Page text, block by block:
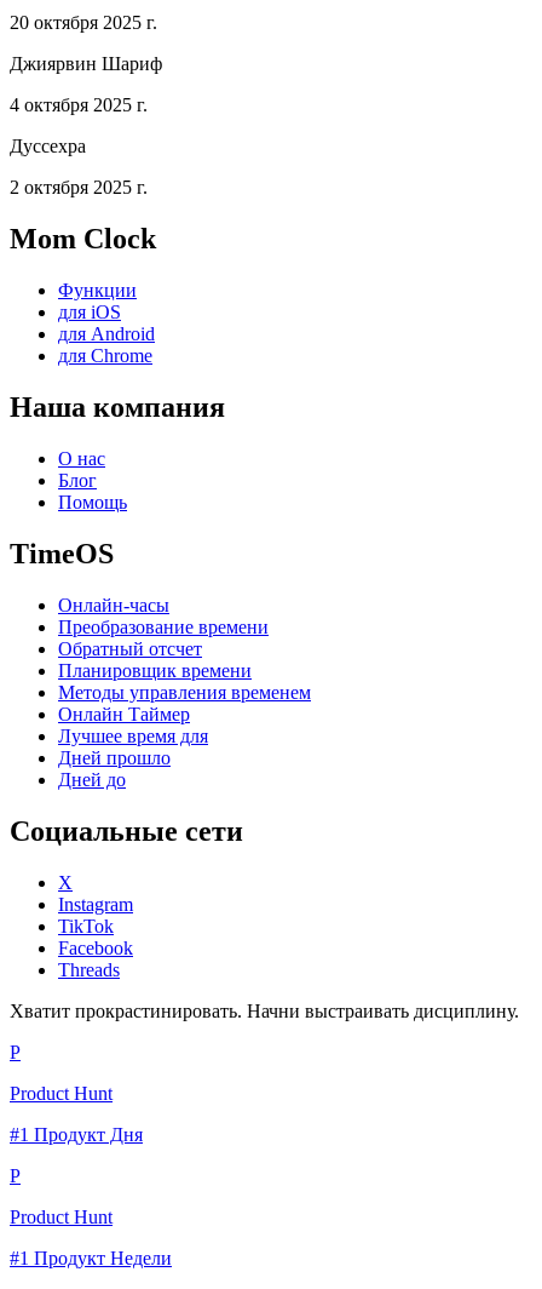
20 октября 2025 г.
Джиярвин Шариф
4 октября 2025 г.
Дуссехра
2 октября 2025 г.
Mom Clock
Функции
для iOS
для Android
для Chrome
Наша компания
О нас
Блог
Помощь
TimeOS
Онлайн-часы
Преобразование времени
Обратный отсчет
Планировщик времени
Методы управления временем
Онлайн Таймер
Лучшее время для
Дней прошло
Дней до
Социальные сети
X
Instagram
TikTok
Facebook
Threads
Хватит прокрастинировать. Начни выстраивать дисциплину.
P
Product Hunt
#1 Продукт Дня
P
Product Hunt
#1 Продукт Недели